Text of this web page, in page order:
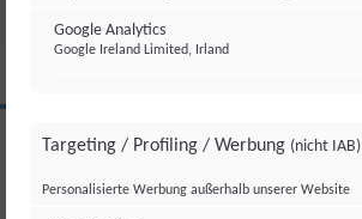
Salzburg Magazin
Google Analytics
Google Ireland Limited, Irland
Targeting / Profiling / Werbung (nicht IAB)
Personalisierte Werbung außerhalb unserer Website